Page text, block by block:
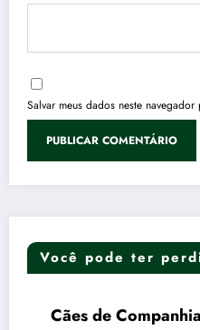
Salvar meus dados neste
Você pode ter
DESTAQUES
Cães de Companhia e